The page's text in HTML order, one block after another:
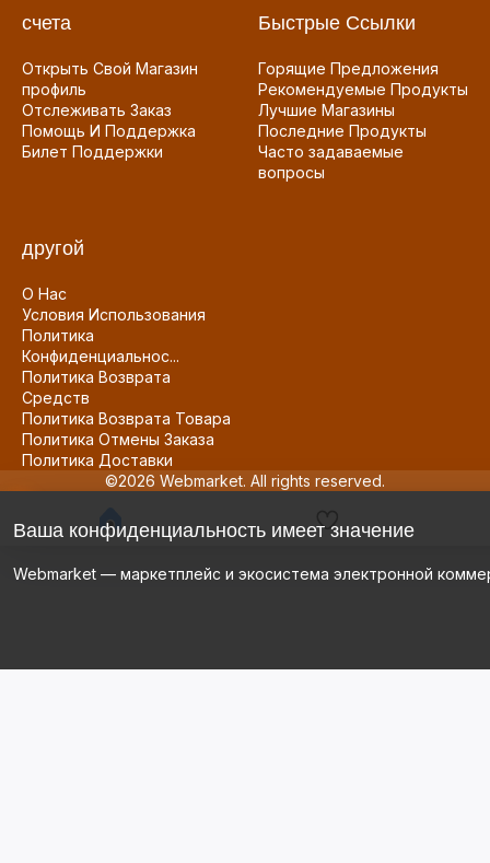
счета
Открыть Свой Магазин
профиль
Отслеживать Заказ
Помощь И Поддержка
Билет Поддержки
Быстрые Ссылки
Горящие Предложения
Рекомендуемые Продукты
Лучшие Магазины
Последние Продукты
Часто задаваемые
вопросы
другой
О Нас
Условия Использования
Политика
Конфиденциальнос...
Политика Возврата
Средств
Политика Возврата Товара
Политика Отмены Заказа
Политика Доставки
©2026 Webmarket. All rights reserved.
Ваша конфиденциальность имеет значение
Webmarket — маркетплейс и экосистема электронной